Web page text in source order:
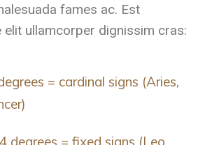
fames ac. Est
elit ullamcorper dignissim cras:
= cardinal signs (Aries,
degrees = fixed signs (Leo,